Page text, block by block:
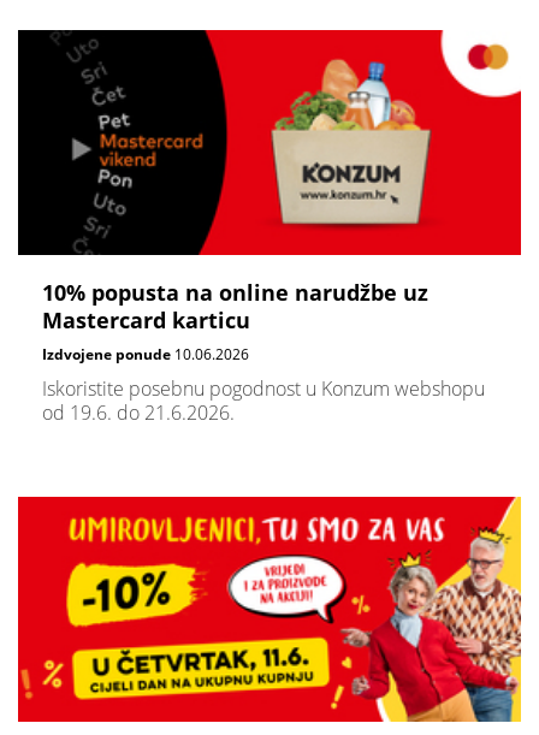
10% popusta na online narudžbe uz
Mastercard karticu
Izdvojene ponude 10.06.2026
Iskoristite posebnu pogodnost u Konzum webshopu
od 19.6. do 21.6.2026.